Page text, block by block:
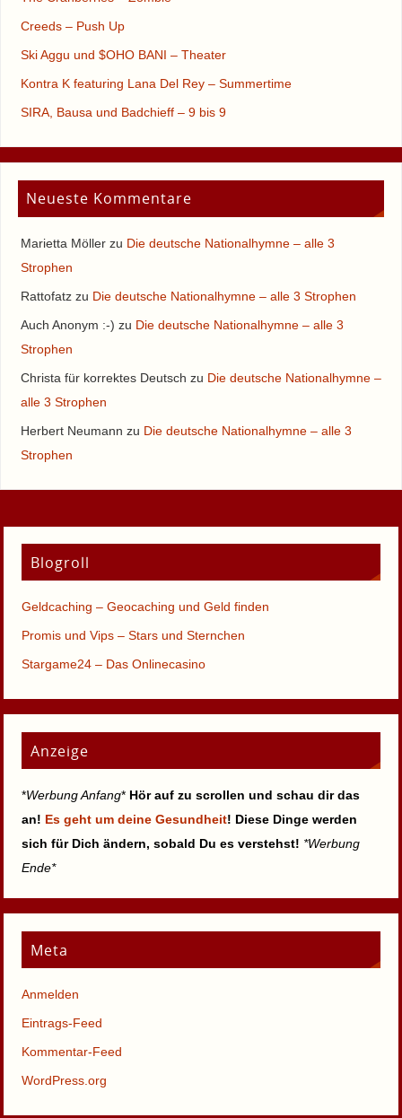
Creeds – Push Up
Ski Aggu und $OHO BANI – Theater
Kontra K featuring Lana Del Rey – Summertime
SIRA, Bausa und Badchieff – 9 bis 9
Neueste Kommentare
Marietta Möllerzu Die deutsche Nationalhymne – alle 3
Strophen
Rattofatzzu Die deutsche Nationalhymne – alle 3 Strophen
Auch Anonym :-) zu Die deutsche Nationalhymne – alle 3
Strophen
Christa für korrektes Deutsch zu Die deutsche Nationalhymne –
alle 3 Strophen
Herbert Neumann zu Die deutsche Nationalhymne – alle 3
Strophen
Blogroll
Geldcaching – Geocaching und Geld finden
Promis und Vips – Stars und Sternchen
Stargame24 – Das Onlinecasino
Anzeige
*Werbung Anfang* Hör auf zu scrollen und schau dir das
an! Es geht um deine Gesundheit! Diese Dinge werden
sich für Dich ändern, sobald Du es verstehst! *Werbung
Ende*
Meta
Anmelden
Eintrags-Feed
Kommentar-Feed
WordPress.org